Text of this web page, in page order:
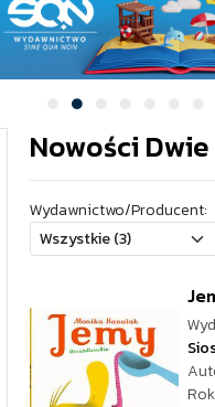
Nowości
Wydawnictwo/Producent: